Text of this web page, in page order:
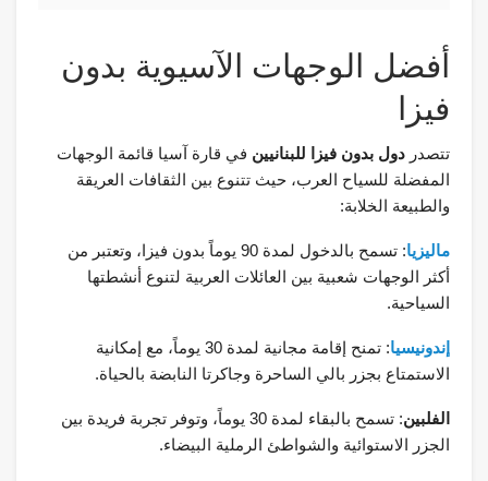
أفضل الوجهات الآسيوية بدون
فيزا
تتصدر دول بدون فيزا للبنانيين في قارة آسيا قائمة الوجهات
المفضلة للسياح العرب، حيث تتنوع بين الثقافات العريقة
والطبيعة الخلابة:
ماليزيا
: تسمح بالدخول لمدة 90 يوماً بدون فيزا، وتعتبر من
أكثر الوجهات شعبية بين العائلات العربية لتنوع أنشطتها
السياحية.
إندونيسيا
: تمنح إقامة مجانية لمدة 30 يوماً، مع إمكانية
الاستمتاع بجزر بالي الساحرة وجاكرتا النابضة بالحياة.
الفلبين
: تسمح بالبقاء لمدة 30 يوماً، وتوفر تجربة فريدة بين
الجزر الاستوائية والشواطئ الرملية البيضاء.